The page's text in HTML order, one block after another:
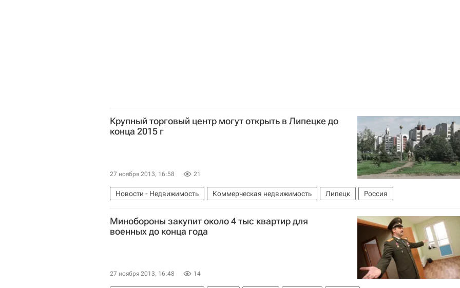
Крупный торговый центр могут открыть в Липецке до
конца 2015 г
27 ноября 2013, 16:58 21
Новости - Недвижимость Коммерческая недвижимость Липецк Россия
Минобороны закупит около 4 тыс квартир для
военных до конца года
27 ноября 2013, 16:48 14